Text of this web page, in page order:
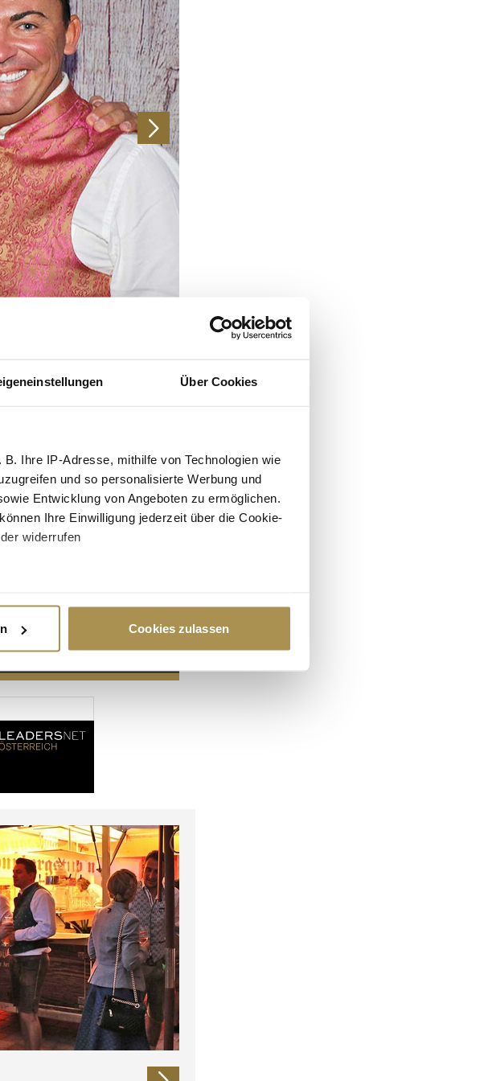
Über Cookies
Ihre IP-Adresse, mithilfe von Technologien wie
und so personalisierte Werbung und
Entwicklung von Angeboten zu ermöglichen.
Ihre Einwilligung jederzeit über die Cookie-
widerrufen
und legen Sie Ihre Präferenzen im
für soziale Medien anbieten zu können
Unsere Partner führen diese Informationen
haben oder die sie im Rahmen Ihrer Nutzung
Cookies zulassen